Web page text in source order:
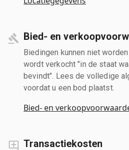
Bied- en
Biedingen kunnen niet
wordt verkocht "in de staat
bevindt". Lees de volledige
voordat u een bod plaatst.
Bied- en
Transactiekosten